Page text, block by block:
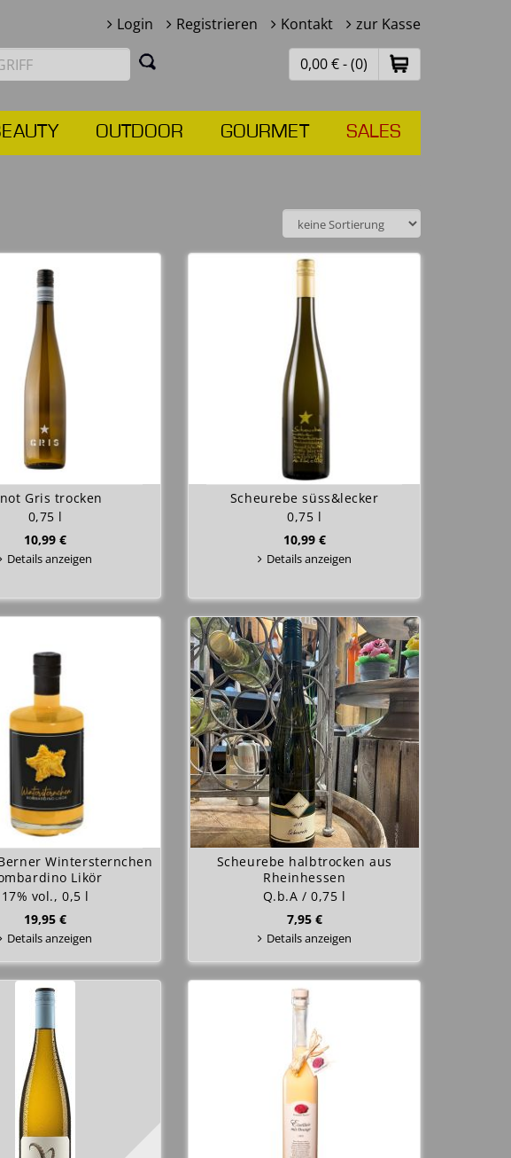
Login Registrieren Kontakt zur Kasse
0,00 € - (0)
OUTDOOR GOURMET SALES
Gris trocken
0,75 l
10,99 €
Details anzeigen
Scheurebe süss&lecker
0,75 l
10,99 €
Details anzeigen
Wintersternchen
Likör
17% vol., 0,5 l
19,95 €
Details anzeigen
Scheurebe halbtrocken aus
Rheinhessen
Q.b.A / 0,75 l
7,95 €
Details anzeigen